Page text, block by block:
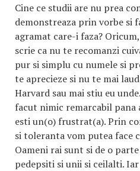
Cine ce studii are nu prea
demonstreaza prin vorbe si
agramat care-i faza?
scrie ca nu te recomanzi
pur si simplu cu numele si
te aprecieze si nu te mai
Harvard sau mai stiu eu
facut nimic remarcabil pana
esti un(o) frustrat(a). Prin
si toleranta vom putea face
Oameni rai sunt si de o
pedepsiti si unii si ceilalti.